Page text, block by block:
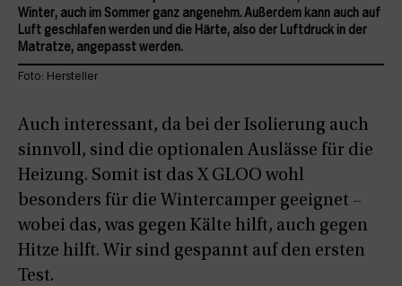
Winter, auch im Sommer ganz angenehm. Außerdem kann auch auf
Luft geschlafen werden und die Härte, also der Luftdruck in der
Matratze, angepasst werden.
Foto: Hersteller
Auch interessant, da bei der Isolierung auch
sinnvoll, sind die optionalen Auslässe für die
Heizung. Somit ist das X GLOO wohl
besonders für die Wintercamper geeignet –
wobei das, was gegen Kälte hilft, auch gegen
Hitze hilft. Wir sind gespannt auf den ersten
Test.